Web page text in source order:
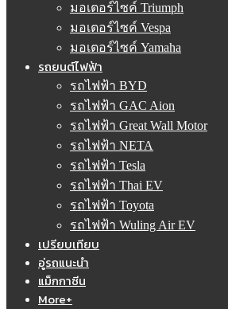
มอเตอร์ไซค์ Triumph
มอเตอร์ไซค์ Vespa
มอเตอร์ไซค์ Yamaha
รถยนต์ไฟฟ้า
รถไฟฟ้า BYD
รถไฟฟ้า GAC Aion
รถไฟฟ้า Great Wall Motor
รถไฟฟ้า NETA
รถไฟฟ้า Tesla
รถไฟฟ้า Thai EV
รถไฟฟ้า Toyota
รถไฟฟ้า Wuling Air EV
เปรียบเทียบ
อู่รถแนะนำ
แม็กกาซีน
More+